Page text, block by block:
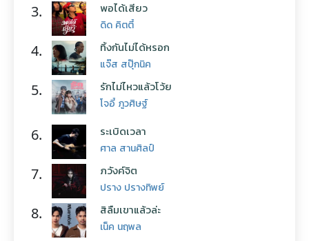
3. พอได้เสียว
ดิด คิตตี้
4. ทิ้งกันไม่ได้หรอก
แจ๊ส สปุ๊กนิค
5. รักไม่ไหวแล้วโว้ย
โจอี้ ภูวศิษฐ์
6. ระเบิดเวลา
ศาล สานศิลป์
7. ภวังค์จิต
ปราง ปรางทิพย์
8. สิลืมเขาแล้วล่ะ
เน็ค นฤพล